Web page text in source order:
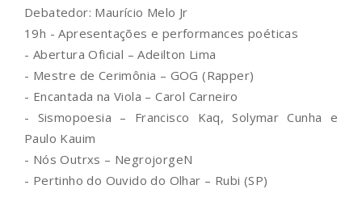
Debatedor: Maurício Melo Jr
19h - Apresentações e performances poéticas
- Abertura Oficial – Adeilton Lima
- Mestre de Cerimônia – GOG (Rapper)
- Encantada na Viola – Carol Carneiro
- Sismopoesia – Francisco Kaq, Solymar Cunha e
Paulo Kauim
- Nós Outrxs – NegrojorgeN
- Pertinho do Ouvido do Olhar – Rubi (SP)